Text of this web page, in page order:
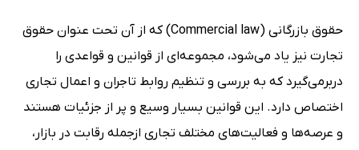
حقوق بازرگانی (Commercial law) که از آن تحت عنوان حقوق
تجارت نیز یاد می‌شود، مجموعه‌ای از قوانین و قواعدی را
دربرمی‌گیرد که به بررسی و تنظیم روابط تاجران و اعمال تجاری
اختصاص دارد. این قوانین بسیار وسیع و پر از جزئیات هستند
و عرصه‌ها و فعالیت‌های مختلف تجاری ازجمله رقابت در بازار،